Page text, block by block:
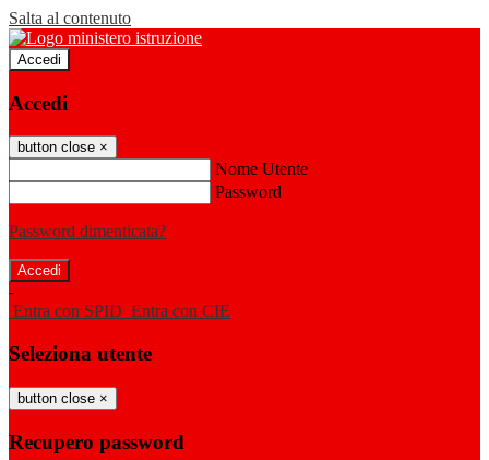
Salta al contenuto
Accedi
Accedi
button close ×
Nome Utente
Password
Password dimenticata?
-
Entra con SPID Entra con CIE
Seleziona utente
button close ×
Recupero password